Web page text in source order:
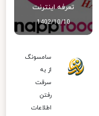
تعرفه اینترنت
1402/10/10
سامسونگ
از به
سرقت
رفتن
اطلاعات